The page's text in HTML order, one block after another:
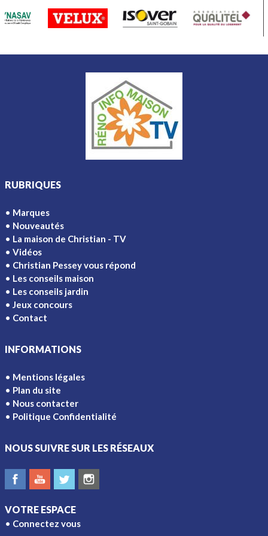
RUBRIQUES
Marques
Nouveautés
La maison de Christian - TV
Vidéos
Christian Pessey vous répond
Les conseils maison
Les conseils jardin
Jeux concours
Contact
INFORMATIONS
Mentions légales
Plan du site
Nous contacter
Politique Confidentialité
NOUS SUIVRE SUR LES RÉSEAUX
VOTRE ESPACE
Connectez vous